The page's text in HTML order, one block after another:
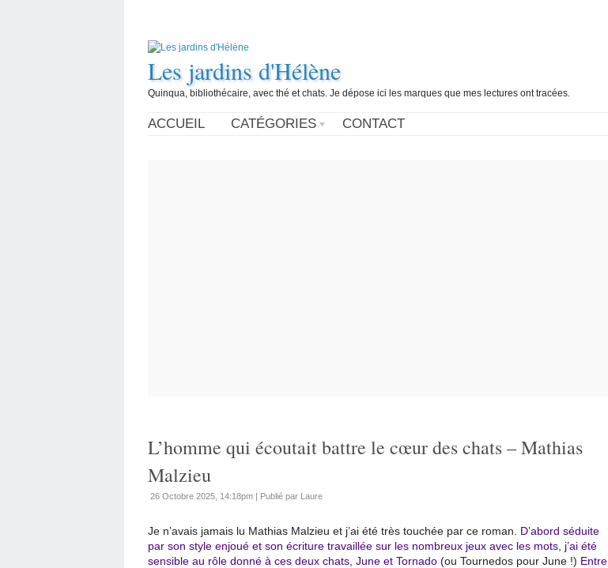
Les jardins d'Hélène
Quinqua, bibliothécaire, avec thé et chats. Je dépose ici les marques que mes lectures ont tracées.
ACCUEIL CATÉGORIES CONTACT
L’homme qui écoutait battre le cœur des chats – Mathias
Malzieu
26 Octobre 2025, 14:18pm | Publié par Laure
Je n’avais jamais lu Mathias Malzieu et j’ai été très touchée par ce roman. D’abord séduite
par son style enjoué et son écriture travaillée sur les nombreux jeux avec les mots, j’ai été
sensible au rôle donné à ces deux chats, June et Tornado (ou Tournedos pour June !) Entre